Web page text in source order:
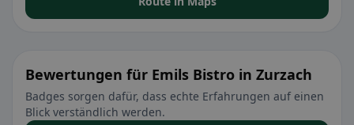
Bewertungen für Emils Bistro in Zurzach
Badges sorgen dafür, dass echte Erfahrungen auf einen
Blick verständlich werden.